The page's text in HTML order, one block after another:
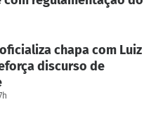
chapa com Luiz
discurso de